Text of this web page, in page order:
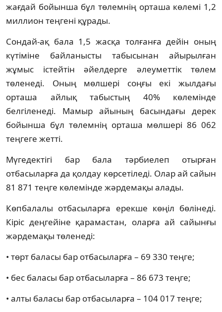
жағдай бойынша бұл төлемнің орташа көлемі 1,2
миллион теңгені құрады.
Сондай-ақ бала 1,5 жасқа толғанға дейін оның
күтіміне байланысты табысынан айырылған
жұмыс істейтін әйелдерге әлеуметтік төлем
төленеді. Оның мөлшері соңғы екі жылдағы
орташа айлық табыстың 40% көлемінде
белгіленеді. Мамыр айының басындағы дерек
бойынша бұл төлемнің орташа мөлшері 86 062
теңгеге жетті.
Мүгедектігі бар бала тәрбиелеп отырған
отбасыларға да қолдау көрсетіледі. Олар ай сайын
81 871 теңге көлемінде жәрдемақы алады.
Көпбалалы отбасыларға ерекше көңіл бөлінеді.
Кіріс деңгейіне қарамастан, оларға ай сайынғы
жәрдемақы төленеді:
• төрт баласы бар отбасыларға – 69 330 теңге;
• бес баласы бар отбасыларға – 86 673 теңге;
• алты баласы бар отбасыларға – 104 017 теңге;